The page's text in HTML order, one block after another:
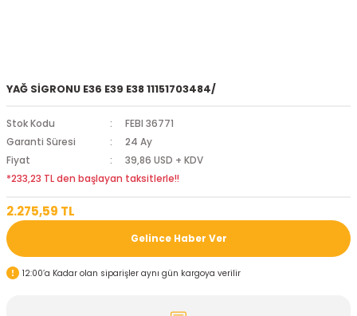
YAĞ SİGRONU E36 E39 E38 11151703484/
Stok Kodu
FEBI 36771
Garanti Süresi
24 Ay
Fiyat
39,86 USD + KDV
*233,23 TL den başlayan taksitlerle!!
2.275,59 TL
Gelince Haber Ver
12:00’a Kadar olan siparişler aynı gün kargoya verilir